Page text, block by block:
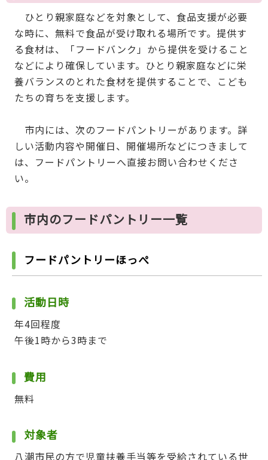
ひとり親家庭などを対象として、食品支援が必要
な時に、無料で食品が受け取れる場所です。提供す
る食材は、「フードバンク」から提供を受けること
などにより確保しています。ひとり親家庭などに栄
養バランスのとれた食材を提供することで、こども
たちの育ちを支援します。
市内には、次のフードパントリーがあります。詳
しい活動内容や開催日、開催場所などにつきまして
は、フードパントリーへ直接お問い合わせくださ
い。
市内のフードパントリー一覧
フードパントリーほっぺ
活動日時
年4回程度
午後1時から3時まで
費用
無料
対象者
八潮市民の方で児童扶養手当等を受給されている世